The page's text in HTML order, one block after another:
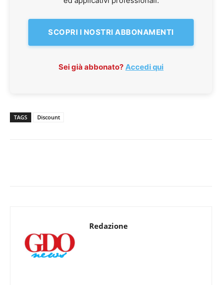
SCOPRI I NOSTRI ABBONAMENTI
Sei già abbonato? Accedi qui
TAGS Discount
Redazione